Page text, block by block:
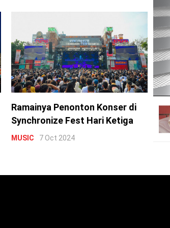
Ramainya Penonton Konser di
Synchronize Fest Hari Ketiga
MUSIC 7 Oct 2024